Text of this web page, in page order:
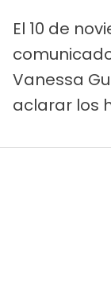
El 10 de
Vanessa
aclarar los